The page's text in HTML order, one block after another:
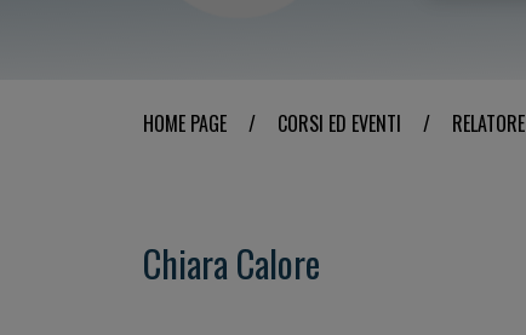
HOME PAGE / CORSI ED EVENTI / RELATORE
Chiara Calore